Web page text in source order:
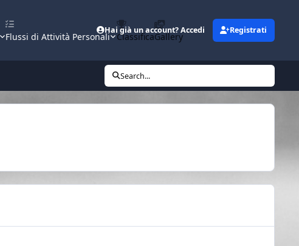
Flussi di Attività Personali ClassificaGallery
Hai già un account? Accedi Registrati
Search...